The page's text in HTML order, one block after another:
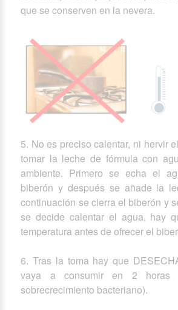
que se conserven en la nevera.
5. No es preciso calentar, ni hervir
tomar la leche de fórmula con
ambiente. Primero se echa el
biberón y después se añade la
continuación se cierra el biberón y
se decide calentar el agua, hay
temperatura antes de ofrecer el
6. Tras la toma hay que
vaya a consumir en 2 horas
sobrecrecimiento bacteriano).